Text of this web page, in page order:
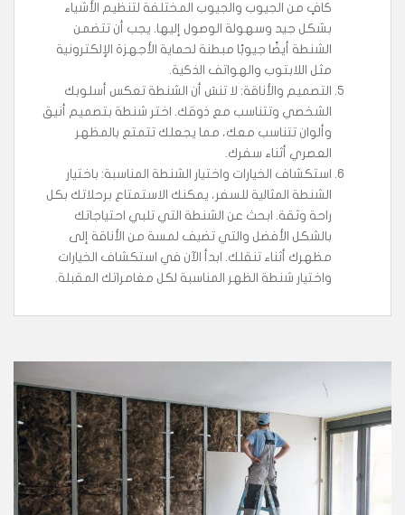
كافٍ من الجيوب والجيوب المختلفة لتنظيم الأشياء
بشكل جيد وسهولة الوصول إليها. يجب أن تتضمن
الشنطة أيضًا جيوبًا مبطنة لحماية الأجهزة الإلكترونية
مثل اللابتوب والهواتف الذكية.
التصميم والأناقة: لا تنسَ أن الشنطة تعكس أسلوبك
الشخصي وتتناسب مع ذوقك. اختر شنطة بتصميم أنيق
وألوان تتناسب معك، مما يجعلك تتمتع بالمظهر
العصري أثناء سفرك.
استكشاف الخيارات واختيار الشنطة المناسبة: باختيار
الشنطة المثالية للسفر، يمكنك الاستمتاع برحلاتك بكل
راحة وثقة. ابحث عن الشنطة التي تلبي احتياجاتك
بالشكل الأفضل والتي تضيف لمسة من الأناقة إلى
مظهرك أثناء تنقلك. ابدأ الآن في استكشاف الخيارات
واختيار شنطة الظهر المناسبة لكل مغامراتك المقبلة.